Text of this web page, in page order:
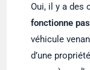
Oui, il y a des
fonctionne pas
véhicule
d’une